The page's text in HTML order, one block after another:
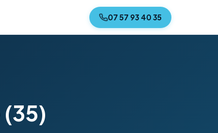
07 57 93 40 35
(35)